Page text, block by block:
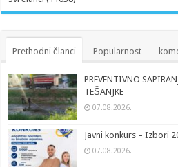
Prethodni članci Popularnost
PREVENTIVNO
TEŠANJKE
07.08.2026.
Javni konkurs – Izbori
07.08.2026.